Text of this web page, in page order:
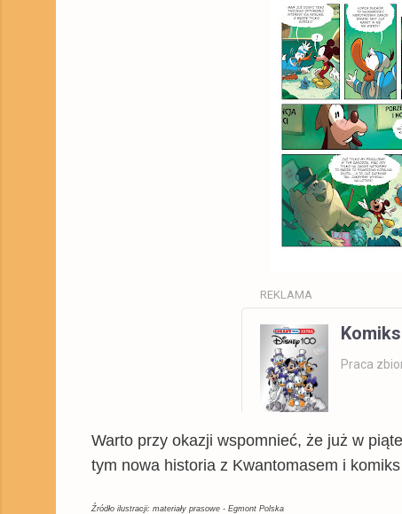
REKLAMA
Praca
Warto przy okazji wspomnieć, że już w
tym nowa historia z Kwantomasem i
Źródło ilustracji: materiały prasowe - Egmont Polska